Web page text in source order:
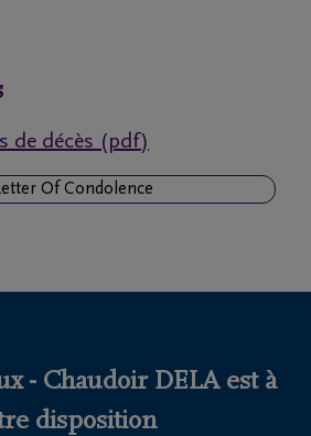
de décès (pdf)
- Chaudoir DELA est à
disposition